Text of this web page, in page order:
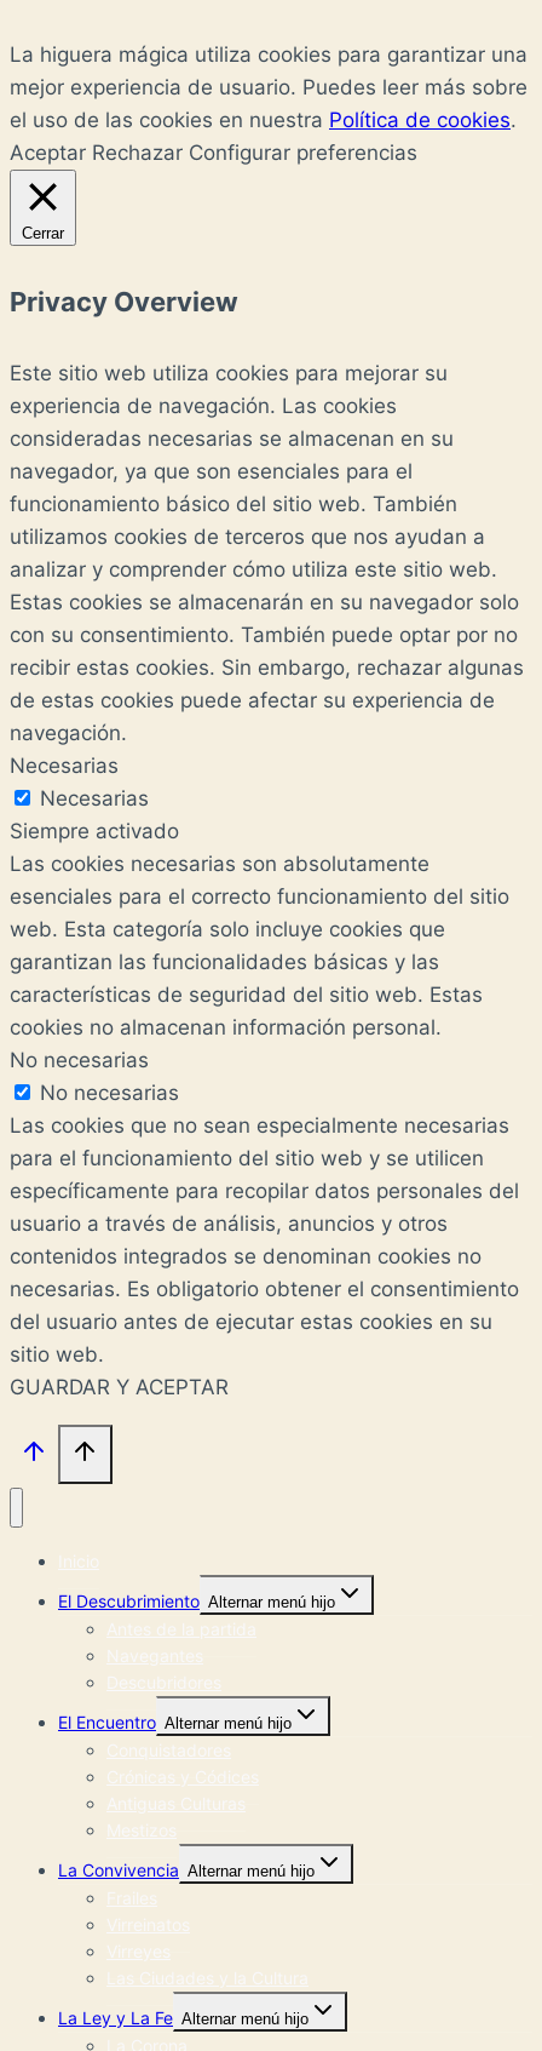
La higuera mágica utiliza cookies para garantizar una
mejor experiencia de usuario. Puedes leer más sobre
el uso de las cookies en nuestra Política de cookies.
Aceptar Rechazar Configurar preferencias
Cerrar
Privacy Overview
Este sitio web utiliza cookies para mejorar su
experiencia de navegación. Las cookies
consideradas necesarias se almacenan en su
navegador, ya que son esenciales para el
funcionamiento básico del sitio web. También
utilizamos cookies de terceros que nos ayudan a
analizar y comprender cómo utiliza este sitio web.
Estas cookies se almacenarán en su navegador solo
con su consentimiento. También puede optar por no
recibir estas cookies. Sin embargo, rechazar algunas
de estas cookies puede afectar su experiencia de
navegación.
Necesarias
Necesarias
Siempre activado
Las cookies necesarias son absolutamente
esenciales para el correcto funcionamiento del sitio
web. Esta categoría solo incluye cookies que
garantizan las funcionalidades básicas y las
características de seguridad del sitio web. Estas
cookies no almacenan información personal.
No necesarias
No necesarias
Las cookies que no sean especialmente necesarias
para el funcionamiento del sitio web y se utilicen
específicamente para recopilar datos personales del
usuario a través de análisis, anuncios y otros
contenidos integrados se denominan cookies no
necesarias. Es obligatorio obtener el consentimiento
del usuario antes de ejecutar estas cookies en su
sitio web.
GUARDAR Y ACEPTAR
Inicio
El Descubrimiento Alternar menú hijo
Antes de la partida
Navegantes
Descubridores
El Encuentro Alternar menú hijo
Conquistadores
Crónicas y Códices
Antiguas Culturas
Mestizos
La Convivencia Alternar menú hijo
Frailes
Virreinatos
Virreyes
Las Ciudades y la Cultura
La Ley y La Fe Alternar menú hijo
La Corona